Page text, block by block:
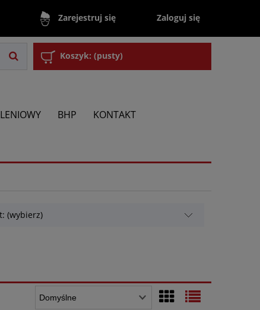
Zarejestruj się Zaloguj się
Koszyk: (pusty)
BHP KONTAKT
(wybierz)